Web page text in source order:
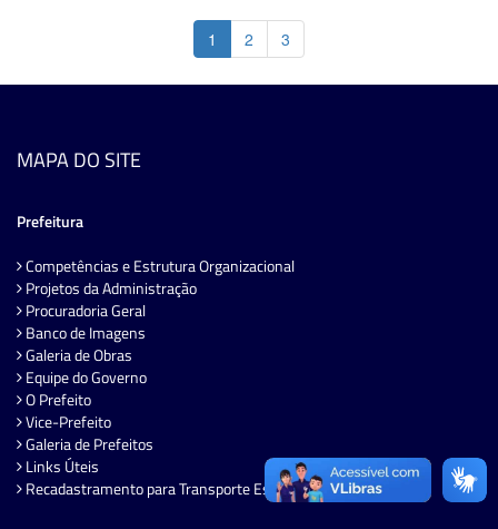
1 2 3
MAPA DO SITE
Prefeitura
Competências e Estrutura Organizacional
Projetos da Administração
Procuradoria Geral
Banco de Imagens
Galeria de Obras
Equipe do Governo
O Prefeito
Vice-Prefeito
Galeria de Prefeitos
Links Úteis
Recadastramento para Transporte Escolar